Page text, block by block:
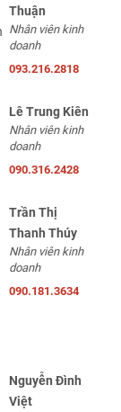
Thuận
Nhân viên kinh
doanh
093.216.2818
Lê Trung Kiên
Nhân viên kinh
doanh
090.316.2428
Trần Thị
Thanh Thúy
Nhân viên kinh
doanh
090.181.3634
Nguyễn Đình
Việt